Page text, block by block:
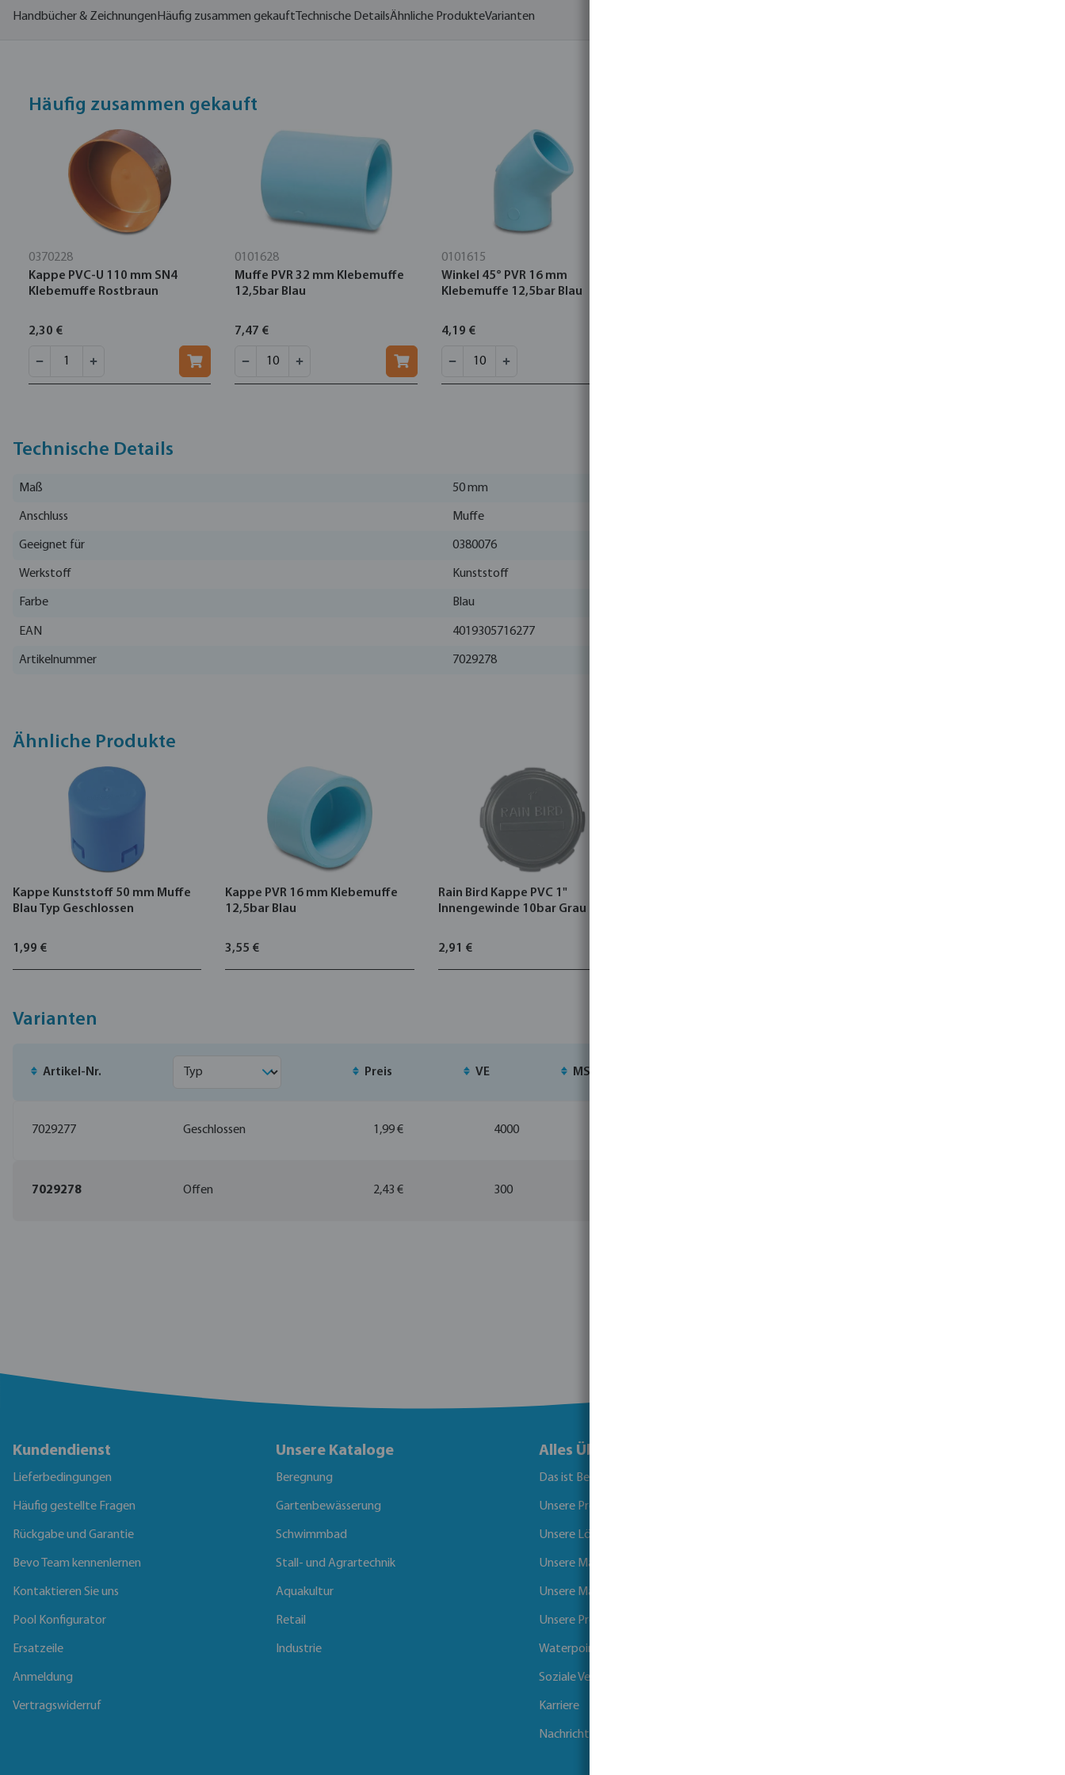
Handbücher & Zeichnungen Häufig zusammen gekauft Technische DetailsÄhnliche ProdukteVarianten
Häufig zusammen gekauft
0370228
Kappe PVC-U 110 mm SN4
Klebemuffe Rostbraun
2,30 €
0101628
Muffe PVR 32 mm Klebemuffe
12,5bar Blau
7,47 €
0101615
Winkel 45° PVR 16 mm
Klebemuffe 12,5bar Blau
4,19 €
Technische Details
Maß 50 mm
Anschluss Muffe
Geeignet für 0380076
Werkstoff Kunststoff
Farbe Blau
EAN 4019305716277
Artikelnummer 7029278
Ähnliche Produkte
Kappe Kunststoff 50 mm Muffe
Blau Typ Geschlossen
1,99 €
Kappe PVR 16 mm Klebemuffe
12,5bar Blau
3,55 €
Rain Bird Kappe PVC 1"
Innengewinde 10bar Grau
2,91 €
Varianten
Artikel-Nr. Preis VE MSQ
7029277 Geschlossen 1,99 € 4000
7029278 Offen 2,43 € 300
Kundendienst
Lieferbedingungen
Häufig gestellte Fragen
Rückgabe und Garantie
Bevo Team kennenlernen
Kontaktieren Sie uns
Pool Konfigurator
Ersatzeile
Anmeldung
Vertragswiderruf
Unsere Kataloge
Beregnung
Gartenbewässerung
Schwimmbad
Stall- und Agrartechnik
Aquakultur
Retail
Industrie
Alles Über Bevo
Das ist Bevo
Unsere Produkte
Unsere Lösungen
Unsere Marken
Unsere Märkte
Unsere Projekte
Waterpoints
Soziale Verantwortung der Unternehmen
Karriere
Nachrichten